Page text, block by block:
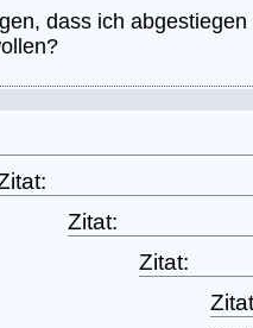
dass ich
Zitat:
Zitat: